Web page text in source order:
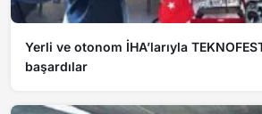
Yerli ve otonom İHA’larıyla
başardılar